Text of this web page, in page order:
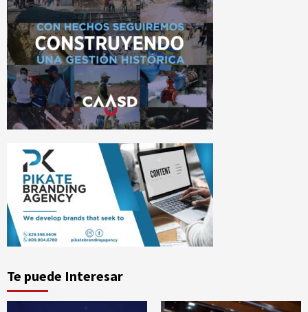
Te puede Interesar